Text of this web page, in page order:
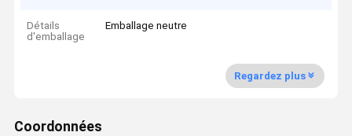
Détails
d'emballage
Emballage neutre
Regardez plus
Coordonnées